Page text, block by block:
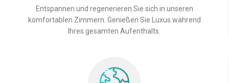
Entspannen und regenerieren Sie sich in unseren
komfortablen Zimmern. Genießen Sie Luxus während
Ihres gesamten Aufenthalts.